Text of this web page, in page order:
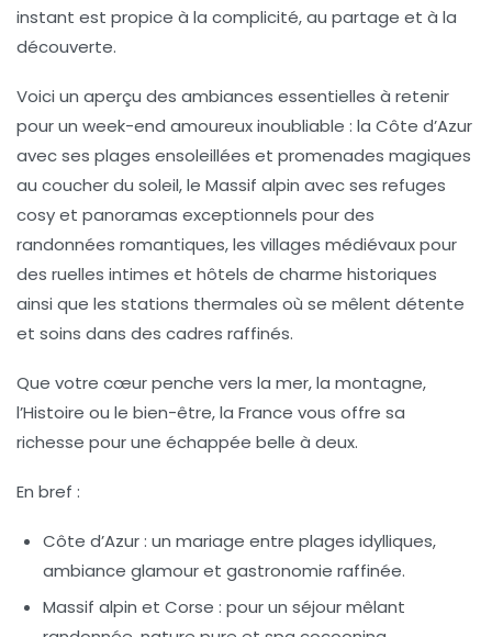
instant est propice à la complicité, au partage et à la
découverte.
Voici un aperçu des ambiances essentielles à retenir
pour un week-end amoureux inoubliable : la Côte d’Azur
avec ses plages ensoleillées et promenades magiques
au coucher du soleil, le Massif alpin avec ses refuges
cosy et panoramas exceptionnels pour des
randonnées romantiques, les villages médiévaux pour
des ruelles intimes et hôtels de charme historiques
ainsi que les stations thermales où se mêlent détente
et soins dans des cadres raffinés.
Que votre cœur penche vers la mer, la montagne,
l’Histoire ou le bien-être, la France vous offre sa
richesse pour une échappée belle à deux.
En bref :
Côte d’Azur : un mariage entre plages idylliques,
ambiance glamour et gastronomie raffinée.
Massif alpin et Corse : pour un séjour mêlant